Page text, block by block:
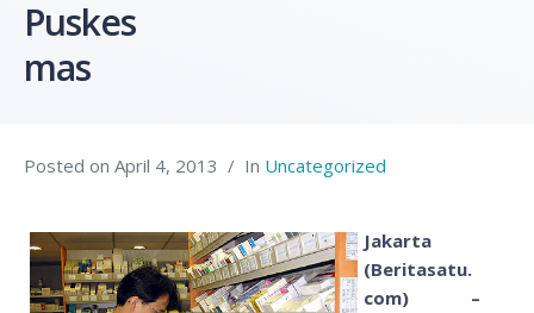
Puskes
mas
Posted on April 4, 2013 In Uncategorized
Jakarta
(Beritasatu.
com) –